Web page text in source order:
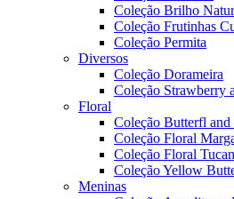
Coleção Brilho
Coleção Frutinhas
Coleção Permita
Diversos
Coleção Dorameira
Coleção Strawberry
Floral
Coleção Butterfl
Coleção Floral
Coleção Floral
Coleção Yellow
Meninas